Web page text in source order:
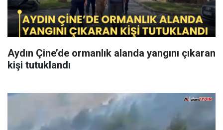
Aydın Çine’de ormanlık alanda yangını çıkaran
kişi tutuklandı